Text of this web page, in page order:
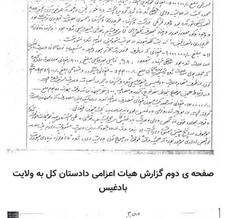
صفحه ی دوم گزارش هيات اعزامی دادستان کل به ولايت
بادغيس